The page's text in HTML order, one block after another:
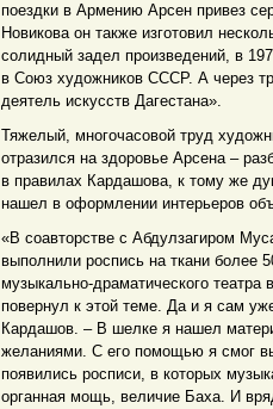
поездки в Армению Арсен привез
Новикова он также изготовил
солидный задел произведений, в
в Союз художников СССР. А через
деятель искусств Дагестана».
Тяжелый, многочасовой труд
отразился на здоровье Арсена –
в правилах Кардашова, к тому же
нашел в оформлении интерьеров
«В соавторстве с Абдулзагиром
выполнили роспись на ткани более
музыкально-драматического
повернул к этой теме. Да и я сам
Кардашов. – В шелке я нашел
желаниями. С его помощью я смог
появились росписи, в которых
органная мощь, величие Баха. И